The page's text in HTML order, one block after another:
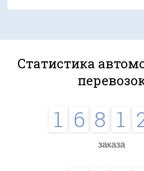
Статистика
1 6 8 1
заказа